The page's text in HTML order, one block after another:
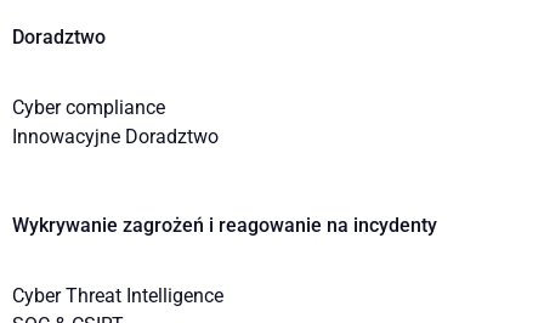
Doradztwo
Cyber compliance
Innowacyjne Doradztwo
Wykrywanie zagrożeń i reagowanie na incydenty
Cyber Threat Intelligence